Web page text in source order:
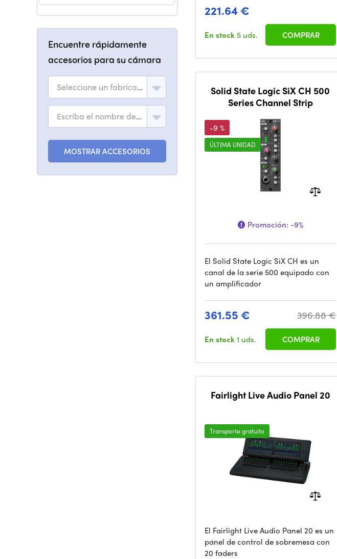
Encuentre rápidamente
accesorios para su cámara
Seleccione un fabricante
Escriba el nombre del modelo
MOSTRAR ACCESORIOS
221.64 €
En stock 5 uds. COMPRAR
Solid State Logic SiX CH 500
Series Channel Strip
-9 %
ÚLTIMA UNIDAD
Promoción: -9%
El Solid State Logic SiX CH es un
canal de la serie 500 equipado con
un amplificador
361.55 € 396.88 €
En stock1 uds. COMPRAR
Fairlight Live Audio Panel 20
Transporte gratuito
El Fairlight Live Audio Panel 20 es un
panel de control de sobremesa con
20 faders